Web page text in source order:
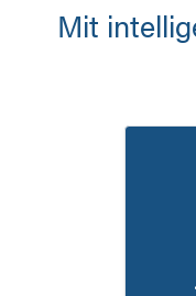
Mit